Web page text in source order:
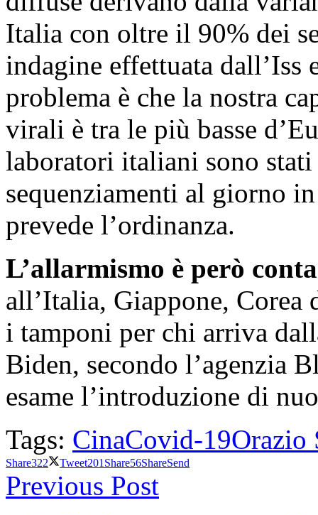
Italia con oltre il 90% dei
indagine effettuata dall’Iss
problema è che la nostra
virali è tra le più basse
laboratori italiani sono
sequenziamenti al giorno
prevede l’ordinanza.
L’allarmismo è però
all’Italia, Giappone,
i tamponi per chi arriva
Biden, secondo l’agenzia
esame l’introduzione di
Tags: CinaCovid-19Orazio
Share322 Tweet201 Share56ShareSend
Previous Post